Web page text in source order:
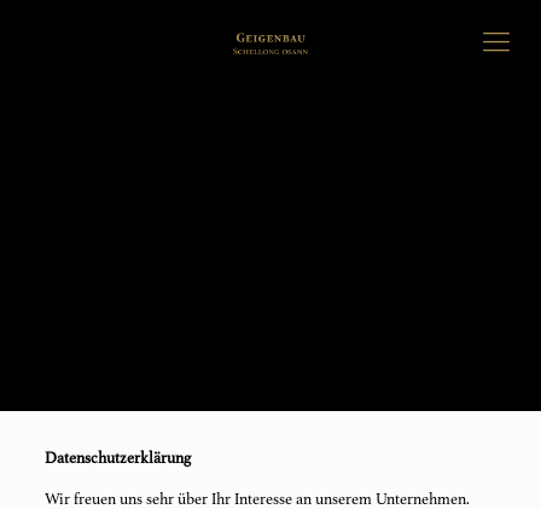
Datenschutzerklärung
Wir freuen uns sehr über Ihr Interesse an unserem Unternehmen.